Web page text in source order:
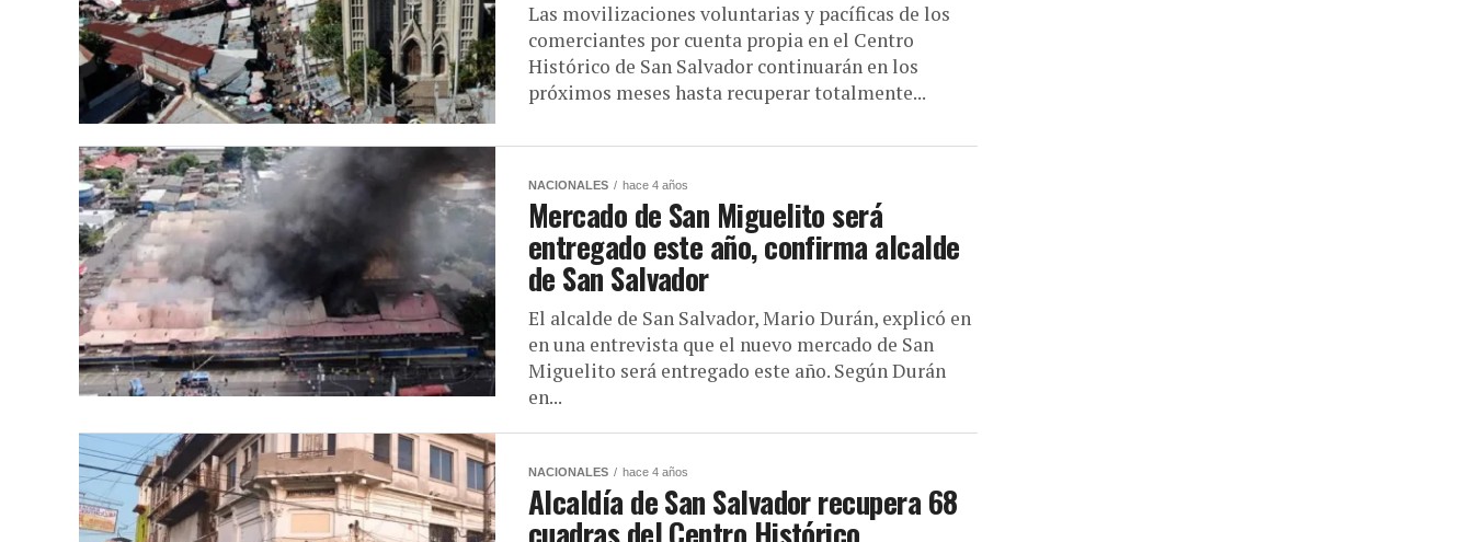
Las movilizaciones voluntarias y pacíficas de los
comerciantes por cuenta propia en el Centro
Histórico de San Salvador continuarán en los
próximos meses hasta recuperar totalmente...
NACIONALES hace 4 años
Mercado de San Miguelito será
entregado este año, confirma alcalde
de San Salvador
El alcalde de San Salvador, Mario Durán, explicó en
en una entrevista que el nuevo mercado de San
Miguelito será entregado este año. Según Durán
en...
NACIONALES hace 4 años
Alcaldía de San Salvador recupera 68